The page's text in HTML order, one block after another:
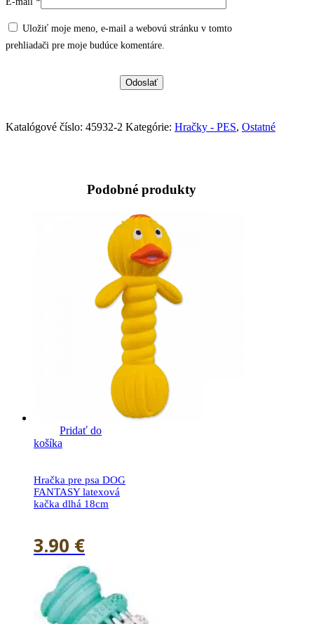
Uložiť moje meno, e-mail a webovú stránku v tomto
prehliadači pre moje budúce komentáre.
Katalógové číslo: 45932-2 Kategórie: Hračky - PES, Ostatné
Podobné produkty
Pridať do
košíka
Hračka pre psa DOG
FANTASY latexová
kačka dlhá 18cm
3.90 €